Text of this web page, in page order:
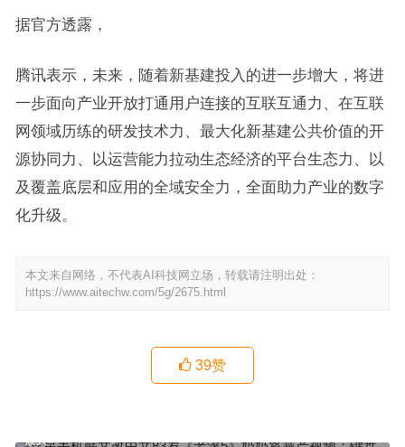
据官方透露，
腾讯表示，未来，随着新基建投入的进一步增大，将进
一步面向产业开放打通用户连接的互联互通力、在互联
网领域历练的研发技术力、最大化新基建公共价值的开
源协同力、以运营能力拉动生态经济的平台生态力、以
及覆盖底层和应用的全域安全力，全面助力产业的数字
化升级。
本文来自网络，不代表AI科技网立场，转载请注明出处：
https://www.aitechw.com/5g/2675.html
39赞
烦人